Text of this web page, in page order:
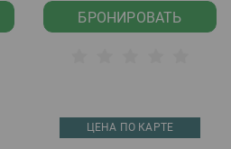
БРОНИРОВАТЬ
ЦЕНА ПО КАРТЕ